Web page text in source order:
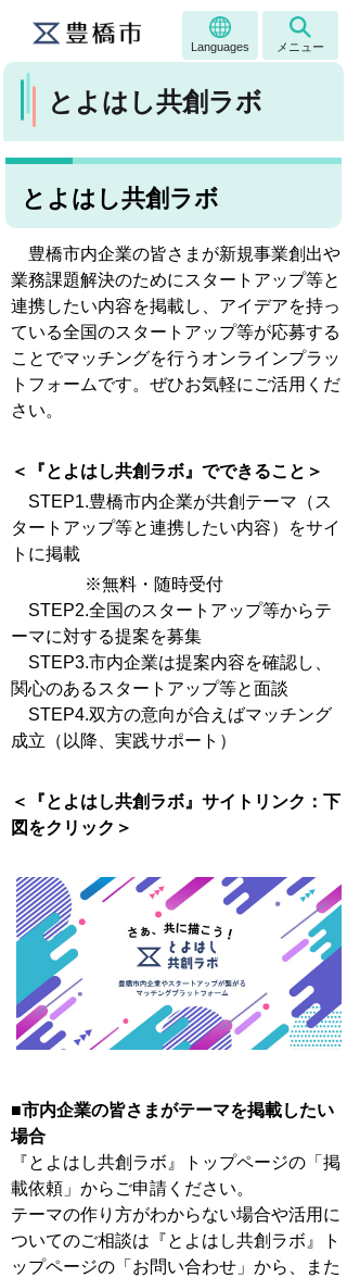
Languages メニュー
とよはし共創ラボ
とよはし共創ラボ
豊橋市内企業の皆さまが新規事業創出や
業務課題解決のためにスタートアップ等と
連携したい内容を掲載し、アイデアを持っ
ている全国のスタートアップ等が応募する
ことでマッチングを行うオンラインプラッ
トフォームです。 ぜひお気軽にご活用くだ
さい。
＜『とよはし共創ラボ』でできること＞
STEP1.豊橋市内企業が共創テーマ（ス
タートアップ等と連携したい内容）をサイ
トに掲載
※無料・随時受付
STEP2.全国のスタートアップ等からテ
ーマに対する提案を募集
STEP3.市内企業は提案内容を確認し、
関心のあるスタートアップ等と面談
STEP4.双方の意向が合えばマッチング
成立（以降、実践サポート）
＜『とよはし共創ラボ』サイトリンク：下
図をクリック＞
■市内企業の皆さまがテーマを掲載したい
場合
『とよはし共創ラボ』トップページの「掲
載依頼」からご申請ください。
テーマの作り方がわからない場合や活用に
ついてのご相談は『とよはし共創ラボ』ト
ップページの「お問い合わせ」から、また